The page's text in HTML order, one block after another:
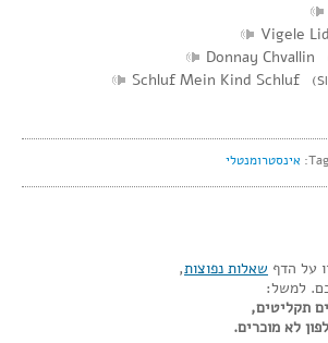
אינסטרומנטלי
על הדף שאלות נפוצות,
למשל:
תקליטים,
לא מוכרים.